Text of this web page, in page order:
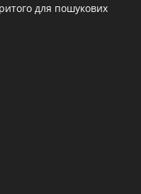
для пошукових